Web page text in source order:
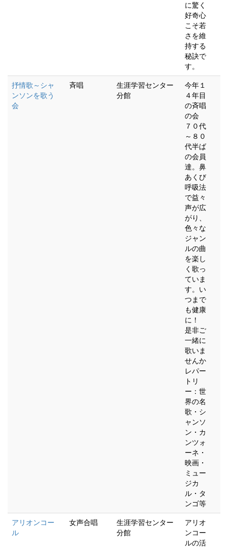
に驚く
好奇心
こそ若
さを維
持する
秘訣で
す。
抒情歌～シャ
ンソンを歌う
会
斉唱
生涯学習センター
分館
今年１
４年目
の斉唱
の会
７０代
～８０
代半ば
の会員
達。鼻
あくび
呼吸法
で益々
声が広
がり、
色々な
ジャン
ルの曲
を楽し
く歌っ
ていま
す。い
つまで
も健康
に！
是非ご
一緒に
歌いま
せんか
レパー
トリ
ー：世
界の名
歌・シ
ャンソ
ン・カ
ンツォ
ーネ・
映画・
ミュー
ジカ
ル・タ
ンゴ等
アリオンコー
ル
女声合唱
生涯学習センター
分館
アリオ
ンコー
ルの活